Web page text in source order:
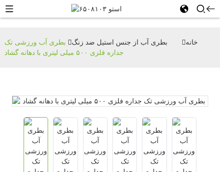
خانه بطری آب از جنس استیل ضد زنگ
بطری آب ورزشی تک
جداره فلزی ۵۰۰ میلی لیتری با دهانه گشاد